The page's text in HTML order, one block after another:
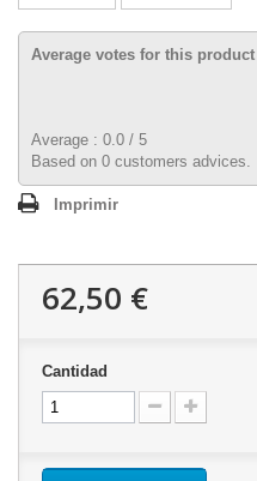
Average votes for this product
Average : 0.0 / 5
Based on 0 customers advices.
Imprimir
62,50 €
Cantidad